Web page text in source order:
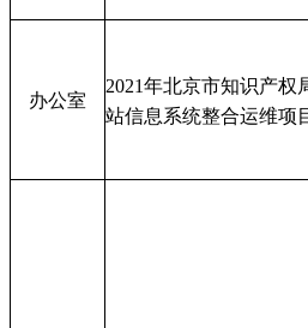
办公室
2021年北京市知识产权
站信息系统整合运维项